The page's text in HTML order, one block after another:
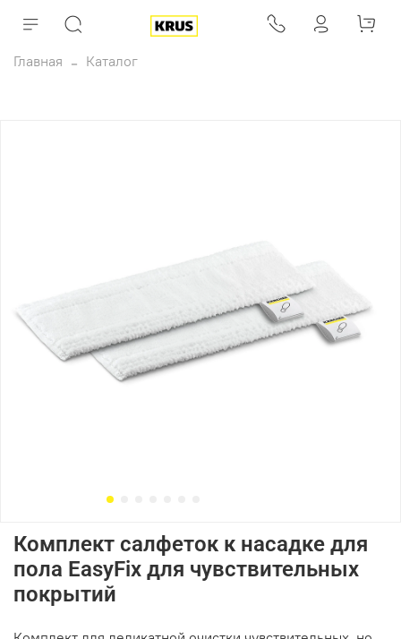
Главная Каталог
Комплект салфеток к насадке для
пола EasyFix для чувствительных
покрытий